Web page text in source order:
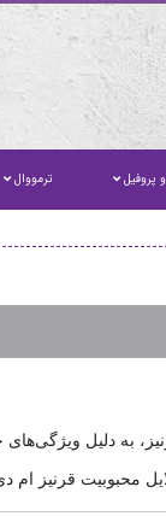
پروفیل ترمووال
به دلیل
محبوبیت قرنیز ام